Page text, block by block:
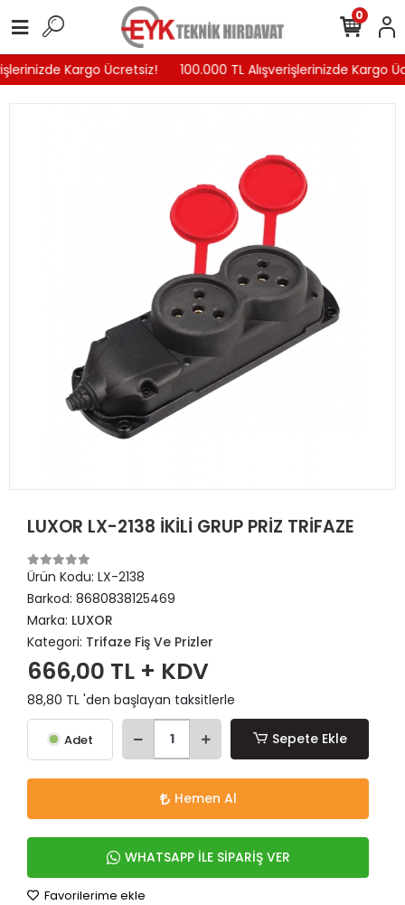
Kargo Ücretsiz! 100.000 TL Alışverişlerinizde Kargo
0
LUXOR LX-2138 İKİLİ GRUP PRİZ TRİFAZE
Ürün Kodu: LX-2138
Barkod: 8680838125469
Marka: LUXOR
Kategori: Trifaze Fiş Ve Prizler
666,00 TL + KDV
88,80 TL 'den başlayan taksitlerle
Adet Sepete Ekle
Hemen Al
WHATSAPP İLE SİPARİŞ VER
Favorilerime ekle